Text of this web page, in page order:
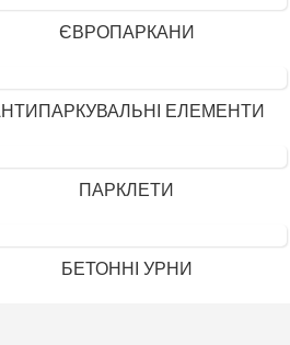
ЄВРОПАРКАНИ
ЕЛЕМЕНТИ
ПАРКЛЕТИ
БЕТОННІ УРНИ